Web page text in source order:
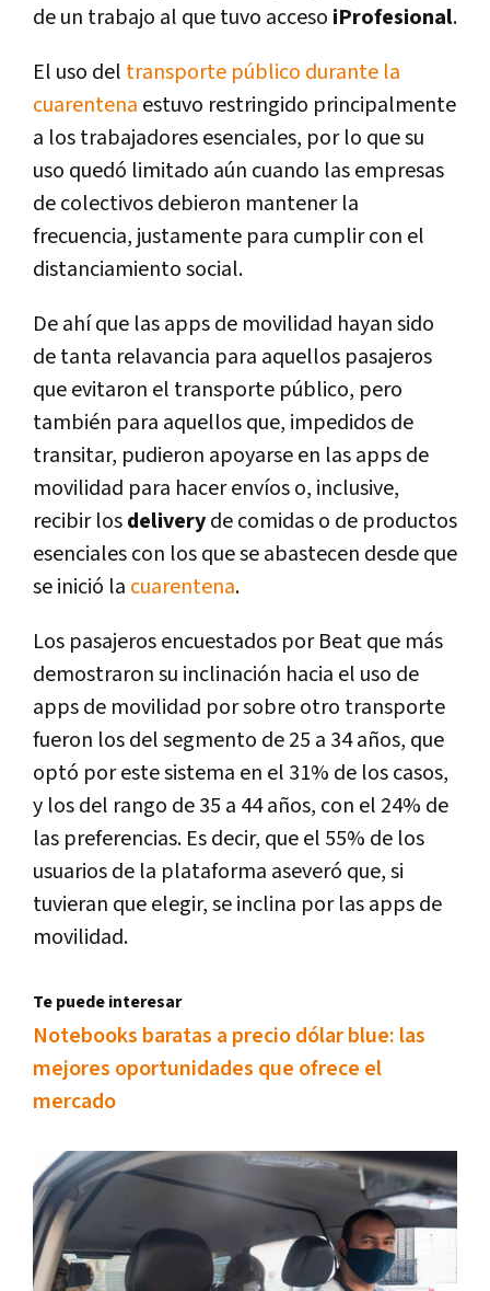
de un trabajo al que tuvo acceso iProfesional.
El uso del transporte público durante la
cuarentena estuvo restringido principalmente
a los trabajadores esenciales, por lo que su
uso quedó limitado aún cuando las empresas
de colectivos debieron mantener la
frecuencia, justamente para cumplir con el
distanciamiento social.
De ahí que las apps de movilidad hayan sido
de tanta relavancia para aquellos pasajeros
que evitaron el transporte público, pero
también para aquellos que, impedidos de
transitar, pudieron apoyarse en las apps de
movilidad para hacer envíos o, inclusive,
recibir losdeliveryde comidas o de productos
esenciales con los que se abastecen desde que
se inició la cuarentena.
Los pasajeros encuestados por Beat que más
demostraron su inclinación hacia el uso de
apps de movilidad por sobre otro transporte
fueron los del segmento de 25 a 34 años, que
optó por este sistema en el 31% de los casos,
y los del rango de 35 a 44 años, con el 24% de
las preferencias. Es decir, que el 55% de los
usuarios de la plataforma aseveró que, si
tuvieran que elegir, se inclina por las apps de
movilidad.
Te puede interesar
Notebooks baratas a precio dólar blue: las
mejores oportunidades que ofrece el
mercado